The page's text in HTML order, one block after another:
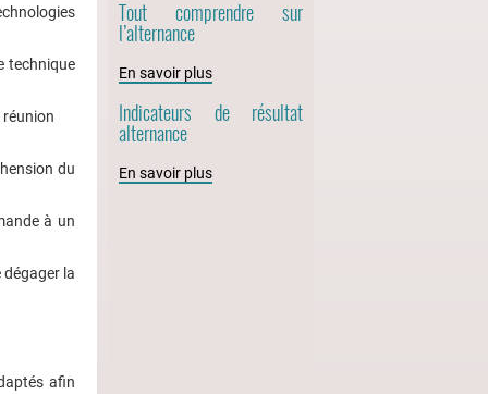
technique
réunion
du
à un
dégager la
afin
Tout comprendre sur
l’alternance
En savoir plus
Indicateurs de résultat
alternance
En savoir plus